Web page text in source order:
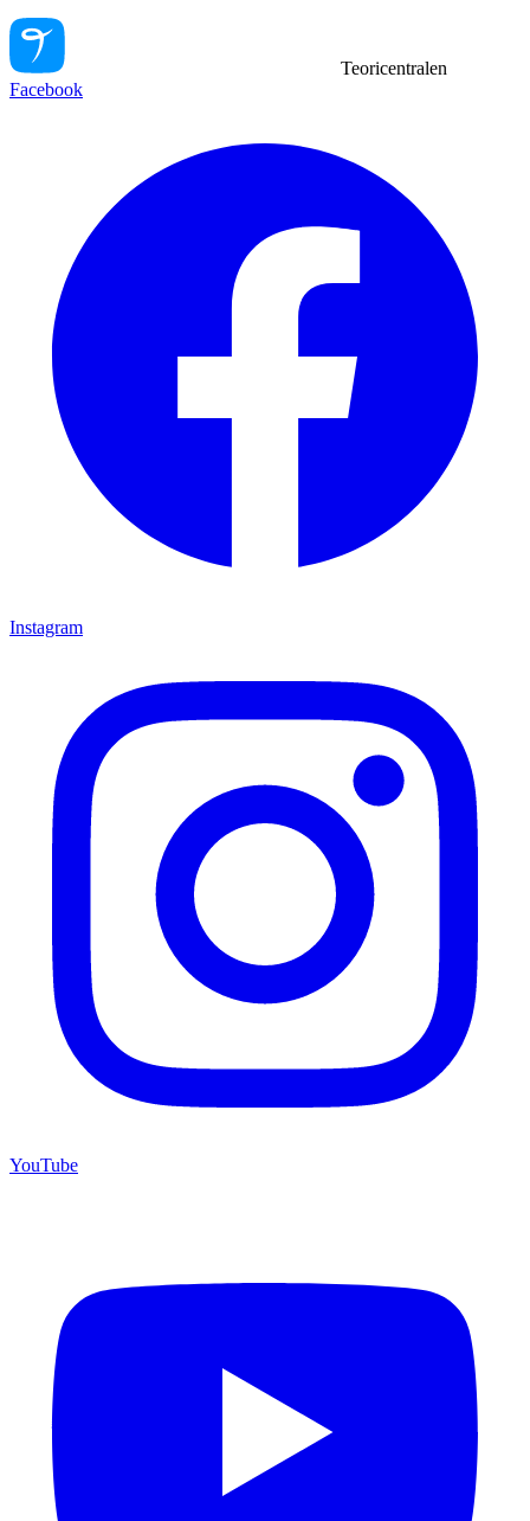
Teoricentralen
Facebook
Instagram
YouTube